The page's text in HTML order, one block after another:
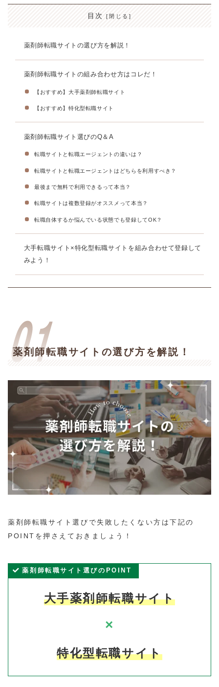
目次
薬剤師転職サイトの選び方を解説！
薬剤師転職サイトの組み合わせ方はコレだ！
【おすすめ】大手薬剤師転職サイト
【おすすめ】特化型転職サイト
薬剤師転職サイト選びのQ＆A
転職サイトと転職エージェントの違いは？
転職サイトと転職エージェントはどちらを利用すべき？
最後まで無料で利用できるって本当？
転職サイトは複数登録がオススメって本当？
転職自体するか悩んでいる状態でも登録してOK？
大手転職サイト×特化型転職サイトを組み合わせて登録して
みよう！
薬剤師転職サイトの選び方を解説！
薬剤師転職サイト選びで失敗したくない方は下記の
POINTを押さえておきましょう！
薬剤師転職サイト選びのPOINT
大手薬剤師転職サイト
×
特化型転職サイト